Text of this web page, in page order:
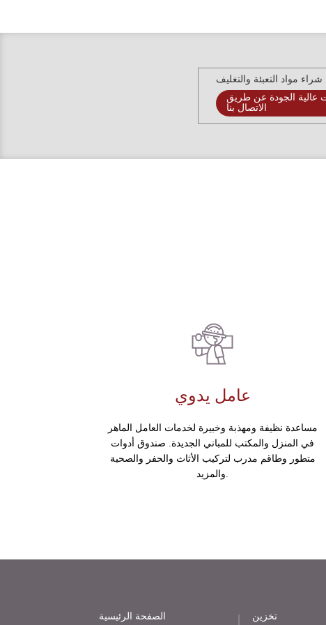
شراء مواد التعبئة والتغليف
عالية الجودة عن طريق
الاتصال بنا
عامل يدوي
مساعدة نظيفة ومهذبة وخبيرة لخدمات العامل الماهر
في المنزل والمكتب للمباني الجديدة. صندوق أدوات
متطور وطاقم مدرب لتركيب الأثاث والحفر والصحية
والمزيد.
الصفحة الرئيسية تخزين